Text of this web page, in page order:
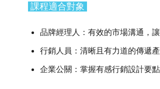
課程適合對象
品牌經理人：有效的市場溝通，
行銷人員：清晰且有力道的傳遞
企業公關：掌握有感行銷設計要